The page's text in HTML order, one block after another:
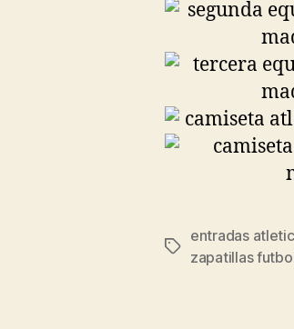
Etiquetas
entradas
zapatillas